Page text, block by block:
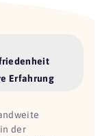
Erfahrung
der